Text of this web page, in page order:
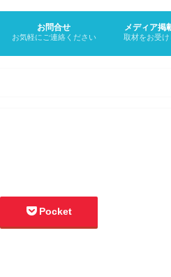
お問合せ
お気軽にご連絡ください
メディア掲
取材をお受け
Pocket